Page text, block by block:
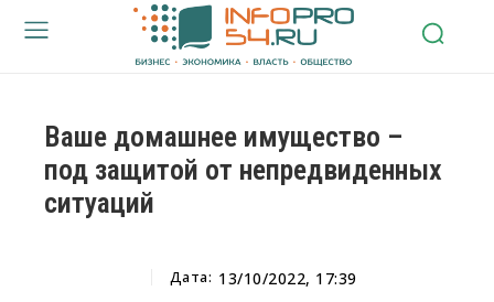
Ваше домашнее имущество –
под защитой от непредвиденных
ситуаций
Дата: 13/10/2022, 17:39